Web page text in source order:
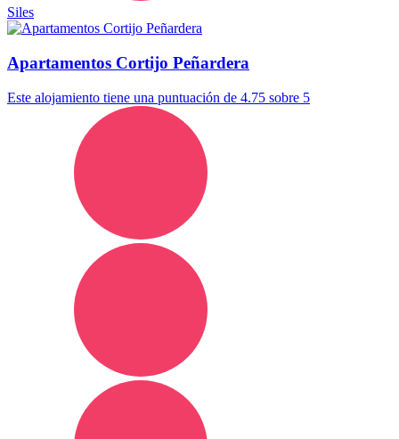
Siles
Apartamentos Cortijo Peñardera
Este alojamiento tiene una puntuación de 4.75 sobre 5